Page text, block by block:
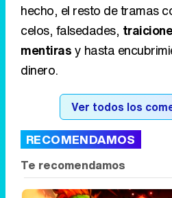
hecho, el resto de tramas
celos, falsedades,
mentirasy hasta
dinero.
Ver todos los
RECOMENDAMOS